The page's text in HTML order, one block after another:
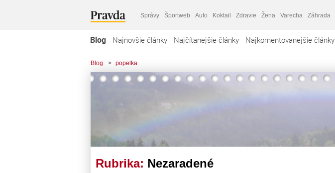
Správy Športweb Auto Koktail Zdravie Žena Varecha Záhrada
Blog Najnovšie články Najčítanejšie články Najkomentovanejšie články
Blog > popelka
Rubrika: Nezaradené